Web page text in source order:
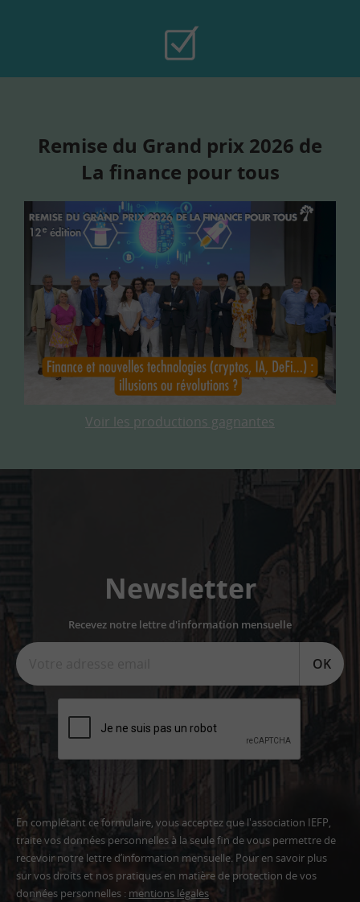
Remise du Grand prix 2026 de
La finance pour tous
Voir les productions gagnantes
Newsletter
Recevez notre lettre d'information mensuelle
OK
En complétant ce formulaire, vous acceptez que l'association IEFP,
traite vos données personnelles à la seule fin de vous permettre de
recevoir notre lettre d’information mensuelle. Pour en savoir plus
sur vos droits et nos pratiques en matière de protection de vos
données personnelles : mentions légales